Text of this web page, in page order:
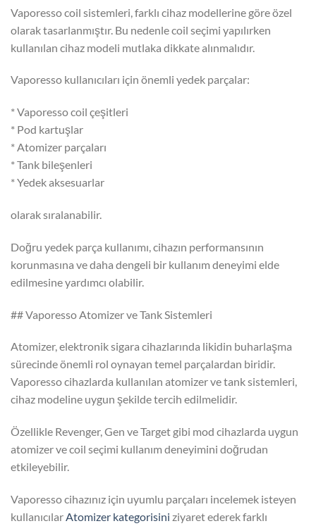
Vaporesso coil sistemleri, farklı cihaz modellerine göre özel
olarak tasarlanmıştır. Bu nedenle coil seçimi yapılırken
kullanılan cihaz modeli mutlaka dikkate alınmalıdır.
Vaporesso kullanıcıları için önemli yedek parçalar:
* Vaporesso coil çeşitleri
* Pod kartuşlar
* Atomizer parçaları
* Tank bileşenleri
* Yedek aksesuarlar
olarak sıralanabilir.
Doğru yedek parça kullanımı, cihazın performansının
korunmasına ve daha dengeli bir kullanım deneyimi elde
edilmesine yardımcı olabilir.
## Vaporesso Atomizer ve Tank Sistemleri
Atomizer, elektronik sigara cihazlarında likidin buharlaşma
sürecinde önemli rol oynayan temel parçalardan biridir.
Vaporesso cihazlarda kullanılan atomizer ve tank sistemleri,
cihaz modeline uygun şekilde tercih edilmelidir.
Özellikle Revenger, Gen ve Target gibi mod cihazlarda uygun
atomizer ve coil seçimi kullanım deneyimini doğrudan
etkileyebilir.
Vaporesso cihazınız için uyumlu parçaları incelemek isteyen
kullanıcılarAtomizer kategorisini ziyaret ederek farklı